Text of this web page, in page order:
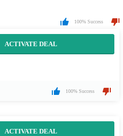
100% Success
ACTIVATE DEAL
100% Success
ACTIVATE DEAL